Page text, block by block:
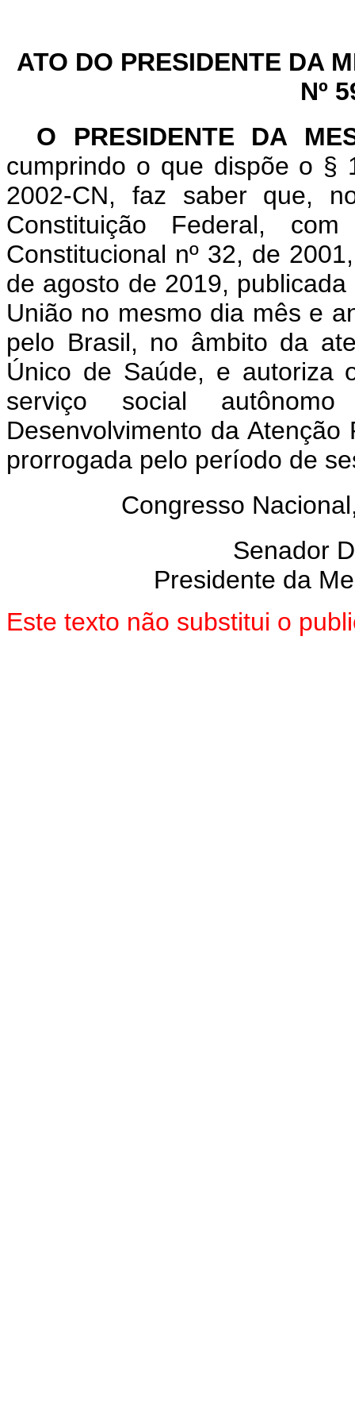
ATO DO PRESIDENTE DA
Nº
O PRESIDENTE DA
cumprindo o que dispõe o §
2002-CN, faz saber que,
Constituição Federal,
Constitucional nº 32, de
de agosto de 2019,
União no mesmo dia mês e
pelo Brasil, no âmbito da
Único de Saúde, e autoriza
serviço social
Desenvolvimento da
prorrogada pelo período de
Congresso
Senador
Presidente da
Este texto não substitui o